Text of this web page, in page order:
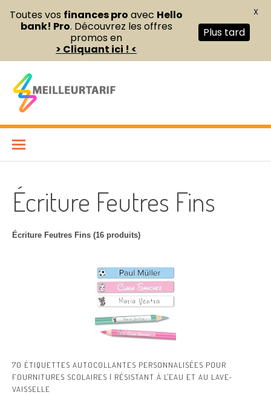
contenu
Meilleur Tarif
Écriture Feutres Fins
Écriture Feutres Fins (16 produits)
70 ÉTIQUETTES AUTOCOLLANTES PERSONNALISÉES POUR
FOURNITURES SCOLAIRES | RÉSISTANT À L'EAU ET AU LAVE-
VAISSELLE
Toutes vos finances pro avec Hello
bank! Pro. Découvrez les offres
promos en
> Cliquant ici ! <
Plus tard
X